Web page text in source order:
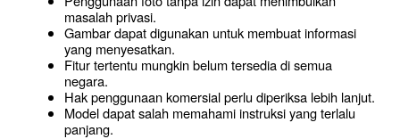
masalah privasi.
Gambar dapat digunakan untuk membuat informasi
yang menyesatkan.
Fitur tertentu mungkin belum tersedia di semua
negara.
Hak penggunaan komersial perlu diperiksa lebih lanjut.
Model dapat salah memahami instruksi yang terlalu
panjang.